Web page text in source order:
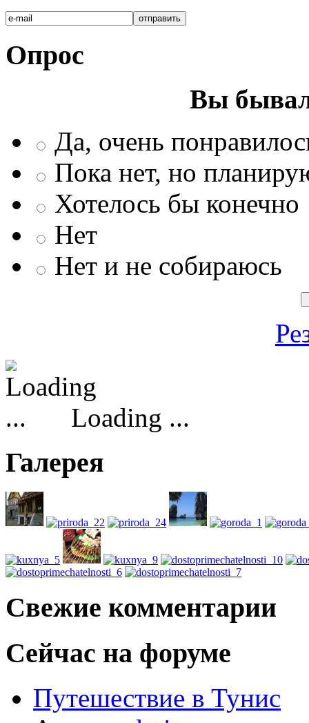
Опрос
Вы
Да, очень
Пока нет, но
Хотелось бы конечно
Нет
Нет и не собираюсь
Loading ...
Галерея
Свежие комментарии
Сейчас на форуме
Путешествие в Тунис